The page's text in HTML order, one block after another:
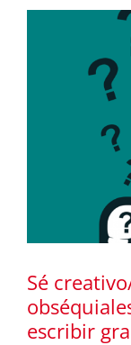
Sé
escribir